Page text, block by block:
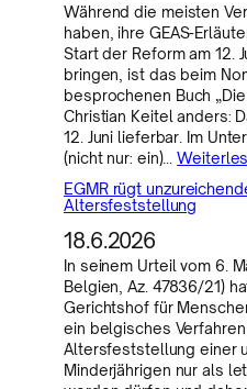
Während die meisten
haben, ihre GEAS-
Start der Reform am 12.
bringen, ist das beim
besprochenen Buch
Christian Keitel anders:
12. Juni lieferbar. Im
(nicht nur: ein)…
EGMR rügt
Altersfeststellung
18.6.2026
In seinem Urteil vom 6.
Belgien, Az. 47836/21)
Gerichtshof für
ein belgisches
Altersfeststellung einer
Minderjährigen nur als